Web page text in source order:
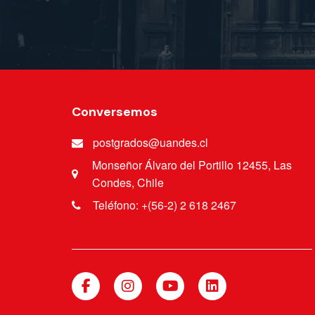
Conversemos
postgrados@uandes.cl
Monseñor Álvaro del Portillo 12455, Las
Condes, Chile
Teléfono: +(56-2) 2 618 2467